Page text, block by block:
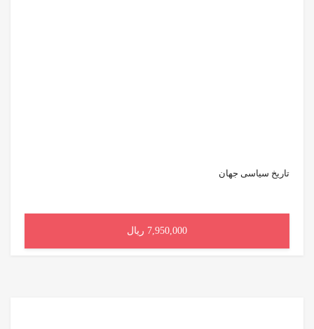
تاریخ سیاسی جهان
7,950,000 ریال
افزودن به سبد خرید